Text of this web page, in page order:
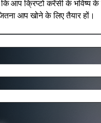
आप क्रिप्टो करेंसी के भविष्य के
आप खोने के लिए तैयार हों।